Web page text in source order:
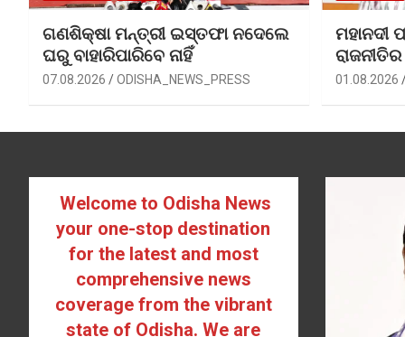
ଗଣଶିକ୍ଷା ମନ୍ତ୍ରୀ ଇସ୍ତଫା ନଦେଲେ
ଘରୁ ବାହାରିପାରିବେ ନାହିଁ
07.08.2026 ODISHA_NEWS_PRESS
ମହାନଦୀ
01.08.2026
Welcome to Odisha News
your one-stop destination
for the latest and most
comprehensive news
coverage from the vibrant
state of Odisha. We are